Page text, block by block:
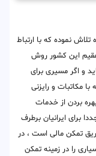
نموده که با ارتباط
مقیم این کشور روش
و اگر مسیری برای
مکاتبات و رایزنی
بردن از خدمات
برای ایرانیان برطرف
تمکن مالی است ، در
را در زمینه تمکن